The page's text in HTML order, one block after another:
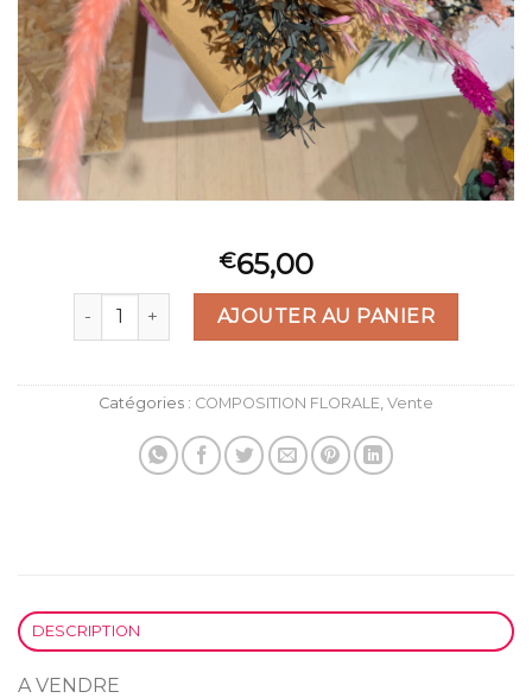
€65,00
quantité de Bouquet (65)AJOUTER AU PANIER
Catégories : COMPOSITION FLORALE Vente
DESCRIPTION
A VENDRE